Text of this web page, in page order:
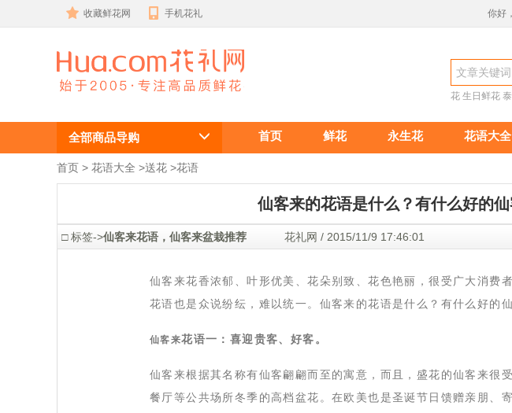
收藏鲜花网 手机花礼 你好
仙客来的花语
是什么？有什
么好的仙客来
花 生日鲜花
全部商品导购 首页 鲜花 永生花 花语大全
首页 > 花语大全 >送花 >花语
仙客来的花语是什么？有什么好的
□ 标签->仙客来花语，仙客来盆栽推荐 花礼网 / 2015/11/9 17:46:01
仙客来花香浓郁、叶形优美、花朵别致、花色艳丽，很受广大消费
花语也是众说纷纭，难以统一。仙客来的花语是什么？有什么好的
仙客来花语一：喜迎贵客、好客。
仙客来根据其名称有仙客翩翩而至的寓意，而且，盛花的仙客来很
餐厅等公共场所冬季的高档盆花。在欧美也是圣诞节日馈赠亲朋、